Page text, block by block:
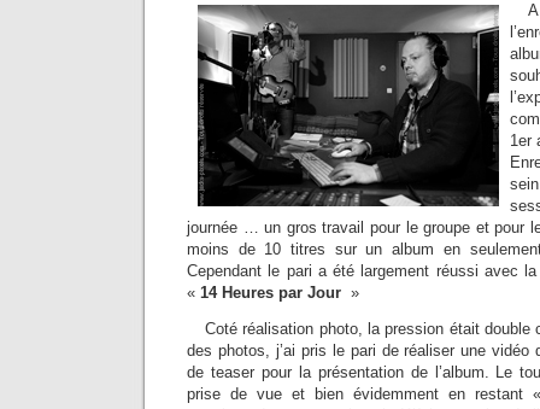
1er
journée … un gros travail pour le groupe et pour
moins de 10 titres sur un album en
Cependant le pari a été largement réussi avec
« 14 Heures par Jour »
Coté réalisation photo, la pression était double
des photos, j’ai pris le pari de réaliser une vidéo
de teaser pour la présentation de l’album. Le
prise de vue et bien évidemment en